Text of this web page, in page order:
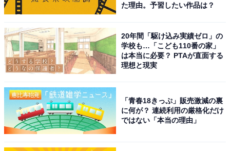
第1位：北海道
1位は北海道でした。日本人の旅行先としても人気の北
海道は、台湾人・香港人の観光客からも高い人気を集め
ているようです。新鮮な海産物や雄大な自然といった魅
力はもちろん、冬には「さっぽろ雪まつり」の開催やス
キー場でのレジャーなど、台湾や香港の人にとって珍し
い雪を見ることができるのも、多くの票を集めた要因と
いえそうです。
た理由。予習したい作品は？
20年間「駆け込み実績ゼロ」の
学校も…「こども110番の家」
は本当に必要？ PTAが直面する
理想と現実
「青春18きっぷ」販売激減の裏
に何が？ 連続利用の厳格化だけ
ではない「本当の理由」